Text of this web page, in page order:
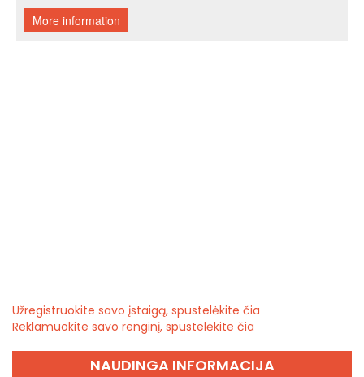
Užregistruokite savo įstaigą, spustelėkite čia
Reklamuokite savo renginį, spustelėkite čia
NAUDINGA INFORMACIJA